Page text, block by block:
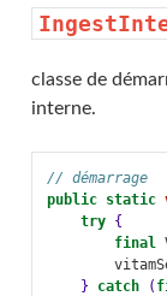
classe de
interne.
// démarrage
public static
try {
final
}
catch (